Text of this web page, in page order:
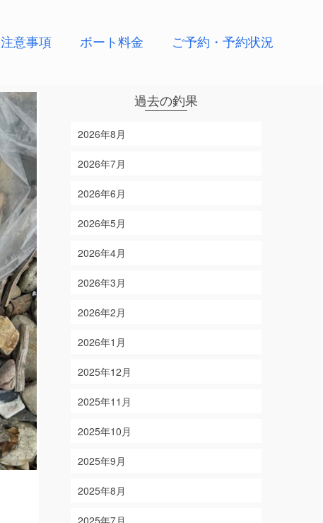
注意事項 ボート料金 ご予約・予約状況
過去の釣果
2026年8月
2026年7月
2026年6月
2026年5月
2026年4月
2026年3月
2026年2月
2026年1月
2025年12月
2025年11月
2025年10月
2025年9月
2025年8月
2025年7月